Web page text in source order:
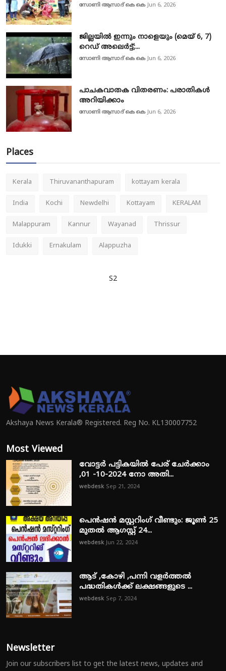
സോണി ആസാദ് കെ കെ Jun 6, 2026
ജില്ലയിൽ ഇന്നും നാളെയും (മെയ് 6, 7)
റെഡ് അലെർട്ട്;...
സോണി ആസാദ് കെ കെ Jun 6, 2026
പാചകവാതക വിതരണം: പരാതികൾ
അറിയിക്കാം
സോണി ആസാദ് കെ കെ Jun 6, 2026
Places
Kerala Thiruvananthapuram kottayam kerala
India Kochi Newdelhi Kottayam KERALAM
Malappuram Kannur Wayanad Thrissur
Idukki Ernakulam Alappuzha
S2
Akshaya News Kerala® Registered. Reg No. KL130007752
Most Viewed
വോട്ടർ പട്ടികയിൽ പേര് ചേർക്കാം
,01 -10-2024 നോ അതി...
webdesk Sep 21, 2024
പെൻഷൻ മസ്റ്ററിംഗ് വീണ്ടും: ജൂൺ 25
മുതൽ ആഗസ്റ്റ് 24...
webdesk Jun 22, 2024
ആട് ,കോഴി ,പന്നി വളർത്തൽ
പദ്ധതികൾക്ക് ലക്ഷങ്ങളുടെ ...
webdesk Sep 7, 2024
Newsletter
Join our subscribers list to get the latest news, updates and